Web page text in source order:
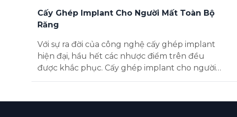
Cấy Ghép Implant Cho Người Mất Toàn Bộ
Răng
Với sự ra đời của công nghệ cấy ghép implant
hiện đại, hầu hết các nhược điểm trên đều
được khắc phục. Cấy ghép implant cho người
mất toàn bộ răng là bước đột phá lớn nhất